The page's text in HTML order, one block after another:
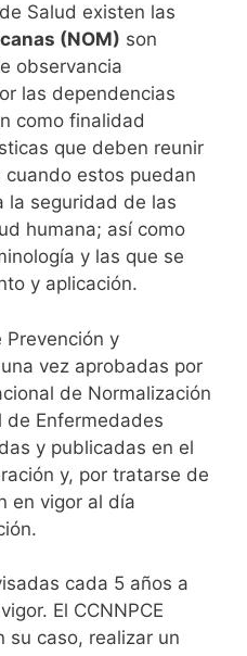
Salud existen las
(NOM) son
observancia
las dependencias
como finalidad
que deben reunir
cuando estos puedan
la seguridad de las
humana; así como
y las que se
y aplicación.
Prevención y
vez aprobadas por
de Normalización
de Enfermedades
y publicadas en el
y, por tratarse de
en vigor al día
cada 5 años a
El CCNNPCE
su caso, realizar un